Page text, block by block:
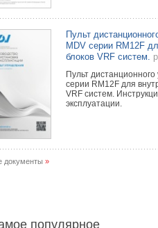
новую серию
Усовершенствованная
помогает снизить
30 ИЮЛЯ 2026
Группа
новую
площадку
29 ИЮЛЯ 2026
Пульт
MDV серии RM12F
блоков VRF систем.
Пульт
серии RM12F для
VRF систем.
эксплуатации.
документы »
популярное